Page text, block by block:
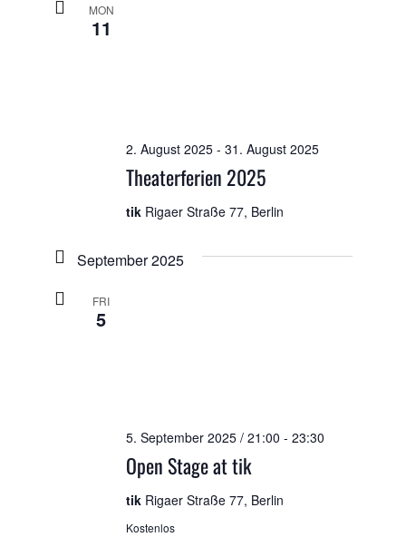
MON
11
Theaterferien 2025
2. August 2025- 31. August 2025
tik Rigaer Straße 77, Berlin
September 2025
FRI
5
Open Stage at tik
5. September 2025 / 21:00 - 23:30
tik Rigaer Straße 77, Berlin
Kostenlos